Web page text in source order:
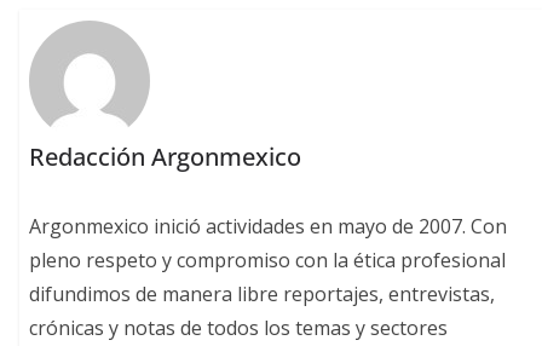
Redacción Argonmexico
Argonmexico inició actividades en mayo de 2007. Con
pleno respeto y compromiso con la ética profesional
difundimos de manera libre reportajes, entrevistas,
crónicas y notas de todos los temas y sectores